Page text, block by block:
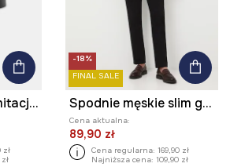
Pasek damski z imitacji skóry
zł
-18%
FINAL SALE
Spodnie męskie slim gładkie
Cena aktualna:
89,90 zł
Cena regularna: 169,90 zł
Najniższa cena: 109,90 zł